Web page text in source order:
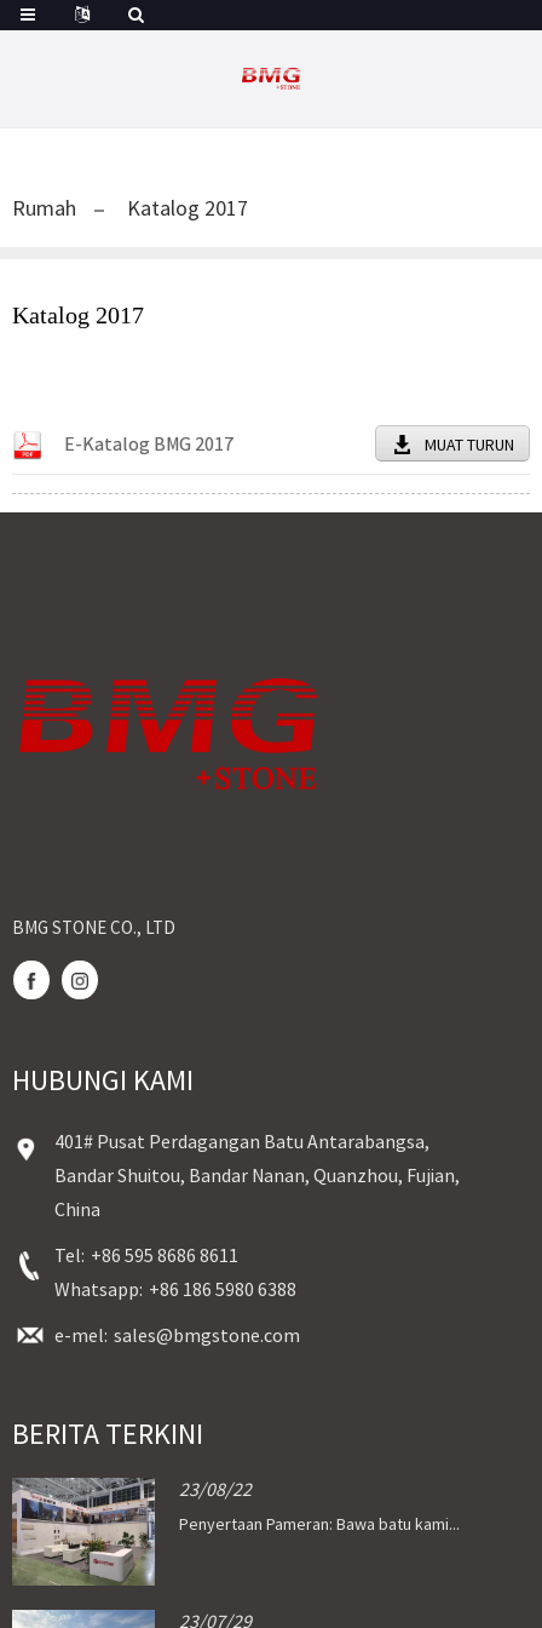
Rumah Katalog 2017
Katalog 2017
E-Katalog BMG 2017 MUAT TURUN
BMG STONE CO., LTD
HUBUNGI KAMI
401# Pusat Perdagangan Batu Antarabangsa,
Bandar Shuitou, Bandar Nanan, Quanzhou, Fujian,
China
Tel: +86 595 8686 8611
Whatsapp: +86 186 5980 6388
e-mel: sales@bmgstone.com
BERITA TERKINI
23/08/22
Penyertaan Pameran: Bawa batu kami...
23/07/29